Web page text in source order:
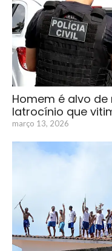
Homem é alvo
latrocínio que
março 13, 2026